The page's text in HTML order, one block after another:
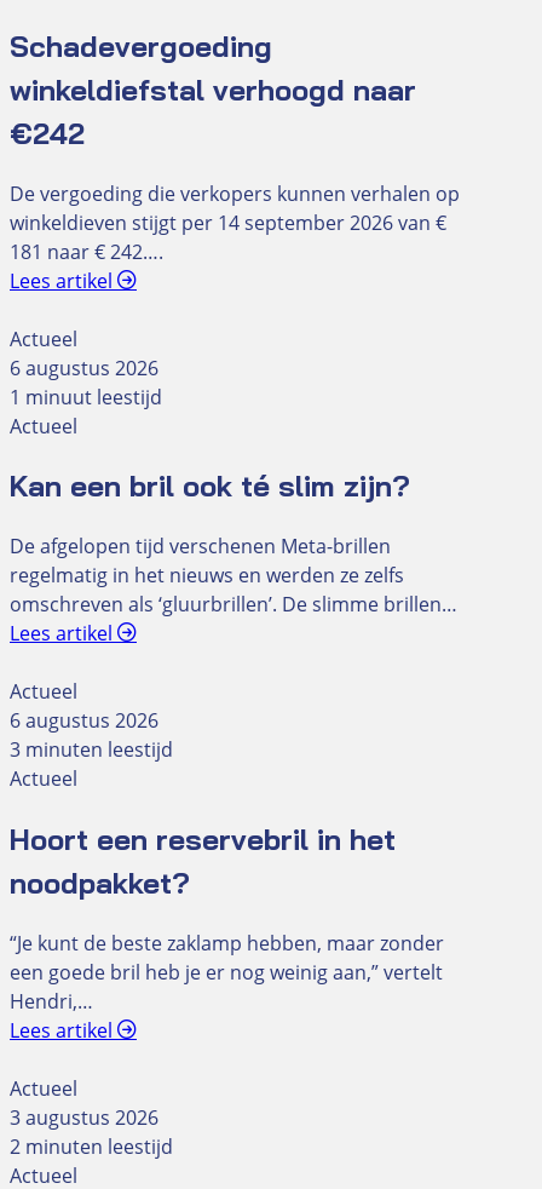
Schadevergoeding
winkeldiefstal verhoogd naar
€242
De vergoeding die verkopers kunnen verhalen op
winkeldieven stijgt per 14 september 2026 van €
181 naar € 242….
Lees artikel
Actueel
6 augustus 2026
1 minuut leestijd
Actueel
Kan een bril ook té slim zijn?
De afgelopen tijd verschenen Meta-brillen
regelmatig in het nieuws en werden ze zelfs
omschreven als ‘gluurbrillen’. De slimme brillen…
Lees artikel
Actueel
6 augustus 2026
3 minuten leestijd
Actueel
Hoort een reservebril in het
noodpakket?
“Je kunt de beste zaklamp hebben, maar zonder
een goede bril heb je er nog weinig aan,” vertelt
Hendri,…
Lees artikel
Actueel
3 augustus 2026
2 minuten leestijd
Actueel